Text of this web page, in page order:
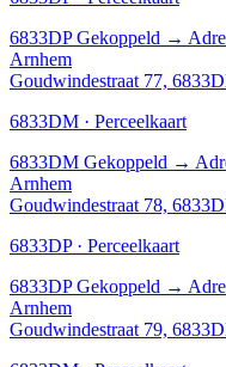
6833DP Gekoppeld →
Arnhem
Goudwindestraat 77,
6833DM · Perceelkaart
6833DM Gekoppeld →
Arnhem
Goudwindestraat 78,
6833DP · Perceelkaart
6833DP Gekoppeld →
Arnhem
Goudwindestraat 79,